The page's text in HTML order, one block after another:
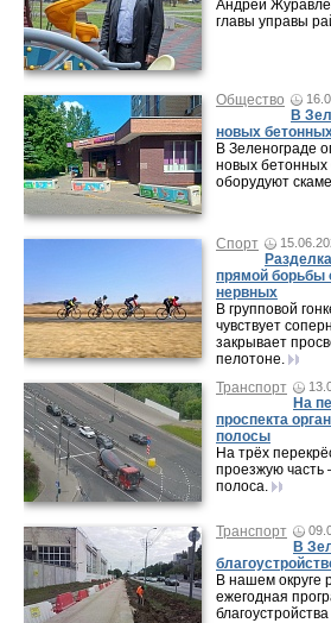
Андрей
главы управы
Общество
В
новых
В Зеленограде
новых бетонных
оборудуют
Спорт
прямой борьбы
нервных
В групповой
чувствует
закрывает
пелотоне.
Транспорт
На
проспекта
полосы
На трёх
проезжую часть
полоса.
Транспорт
В
В нашем округе
ежегодная